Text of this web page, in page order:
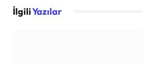
İlgiliYazılar